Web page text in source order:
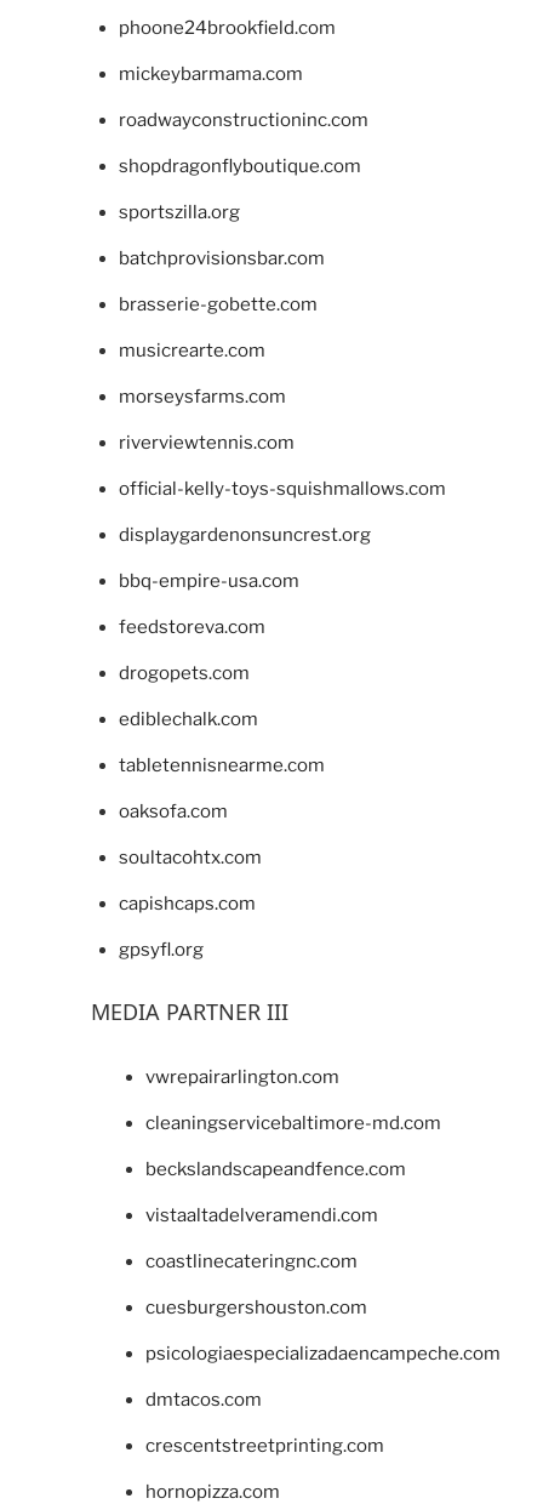
phoone24brookfield.com
mickeybarmama.com
roadwayconstructioninc.com
shopdragonflyboutique.com
sportszilla.org
batchprovisionsbar.com
brasserie-gobette.com
musicrearte.com
morseysfarms.com
riverviewtennis.com
official-kelly-toys-squishmallows.com
displaygardenonsuncrest.org
bbq-empire-usa.com
feedstoreva.com
drogopets.com
ediblechalk.com
tabletennisnearme.com
oaksofa.com
soultacohtx.com
capishcaps.com
gpsyfl.org
MEDIA PARTNER III
vwrepairarlington.com
cleaningservicebaltimore-md.com
beckslandscapeandfence.com
vistaaltadelveramendi.com
coastlinecateringnc.com
cuesburgershouston.com
psicologiaespecializadaencampeche.com
dmtacos.com
crescentstreetprinting.com
hornopizza.com